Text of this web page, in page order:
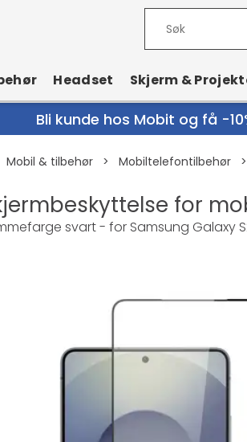
Headset Skjerm &
Bli kunde hos Mobit og få -
Mobil & tilbehør > Mobiltelefontilbehør >
for
svart - for Samsung Galaxy